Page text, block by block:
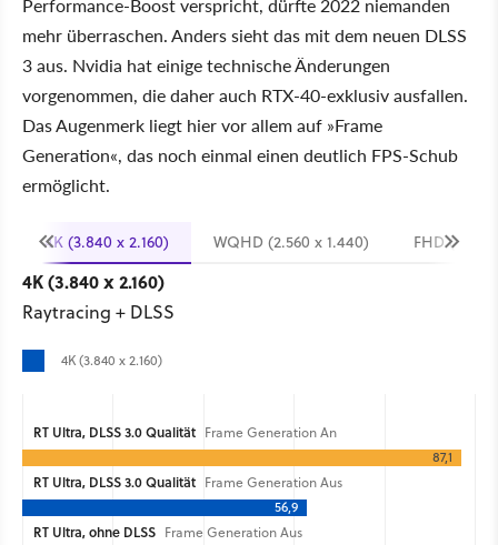
mehr überraschen. Anders sieht das mit dem neuen DLSS
3 aus. Nvidia hat einige technische Änderungen
vorgenommen, die daher auch RTX-40-exklusiv ausfallen.
Das Augenmerk liegt hier vor allem auf Frame
Generation , das noch einmal einen deutlich FPS-Schub
ermöglicht.
4K (3.840 x 2.160) WQHD (2.560 x 1.440) FHD (1.920
4K (3.840 x 2.160)
Raytracing + DLSS
4K (3.840 x 2.160)
RT Ultra, DLSS 3.0 Qualität Frame Generation An
87,1
RT Ultra, DLSS 3.0 Qualität Frame Generation Aus
56,9
RT Ultra, ohne DLSS Frame Generation Aus